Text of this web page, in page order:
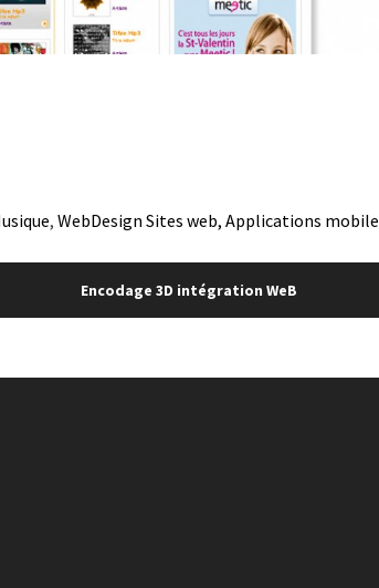
, WebDesign Sites web, Applications mobile
Encodage 3D intégration WeB